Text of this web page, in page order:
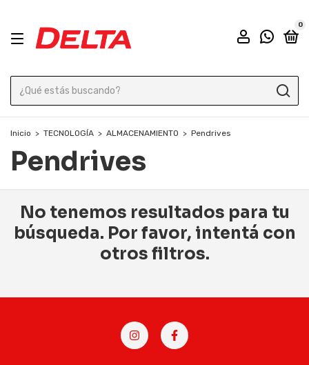
0
Inicio > TECNOLOGÍA > ALMACENAMIENTO > Pendrives
Pendrives
No tenemos resultados para tu
búsqueda. Por favor, intentá con
otros filtros.